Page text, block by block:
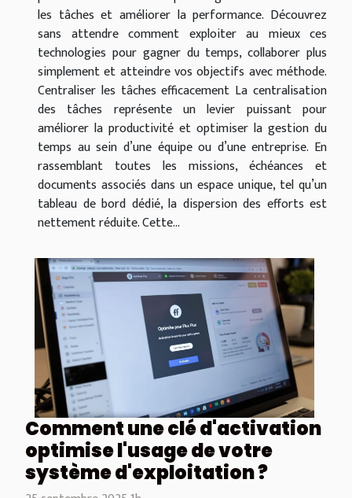
les tâches et améliorer la performance. Découvrez
sans attendre comment exploiter au mieux ces
technologies pour gagner du temps, collaborer plus
simplement et atteindre vos objectifs avec méthode.
Centraliser les tâches efficacement La centralisation
des tâches représente un levier puissant pour
améliorer la productivité et optimiser la gestion du
temps au sein d’une équipe ou d’une entreprise. En
rassemblant toutes les missions, échéances et
documents associés dans un espace unique, tel qu’un
tableau de bord dédié, la dispersion des efforts est
nettement réduite. Cette...
Comment une clé d'activation
optimise l'usage de votre
système d'exploitation ?